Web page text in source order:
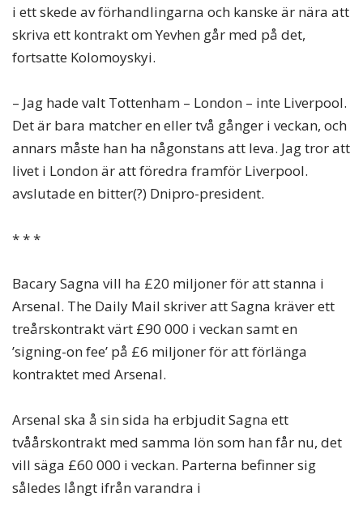
i ett skede av förhandlingarna och kanske är nära att
skriva ett kontrakt om Yevhen går med på det,
fortsatte Kolomoyskyi.
– Jag hade valt Tottenham – London – inte Liverpool.
Det är bara matcher en eller två gånger i veckan, och
annars måste han ha någonstans att leva. Jag tror att
livet i London är att föredra framför Liverpool.
avslutade en bitter(?) Dnipro-president.
* * *
Bacary Sagna vill ha £20 miljoner för att stanna i
Arsenal. The Daily Mail skriver att Sagna kräver ett
treårskontrakt värt £90 000 i veckan samt en
’signing-on fee’ på £6 miljoner för att förlänga
kontraktet med Arsenal.
Arsenal ska å sin sida ha erbjudit Sagna ett
tvåårskontrakt med samma lön som han får nu, det
vill säga £60 000 i veckan. Parterna befinner sig
således långt ifrån varandra i